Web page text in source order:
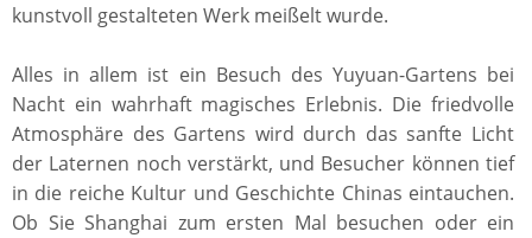
kunstvoll gestalteten Werk meißelt wurde.
Alles in allem ist ein Besuch des Yuyuan-Gartens bei
Nacht ein wahrhaft magisches Erlebnis. Die friedvolle
Atmosphäre des Gartens wird durch das sanfte Licht
der Laternen noch verstärkt, und Besucher können tief
in die reiche Kultur und Geschichte Chinas eintauchen.
Ob Sie Shanghai zum ersten Mal besuchen oder ein